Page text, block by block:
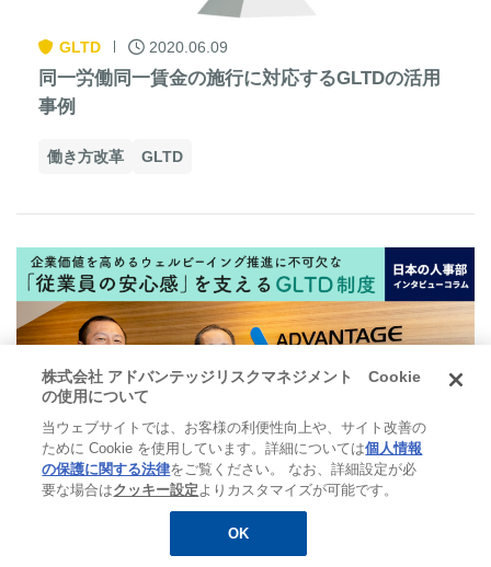
GLTD 2020.06.09
同一労働同一賃金の施行に対応するGLTDの活用
事例
働き方改革 GLTD
企業価値を高めるウェルビーイング推進に不可欠
株式会社 アドバンテッジリスクマネジメント Cookie
の使用について
当ウェブサイトでは、お客様の利便性向上や、サイト改善の
ために Cookie を使用しています。詳細については個人情報
の保護に関する法律をご覧ください。 なお、詳細設定が必
要な場合はクッキー設定よりカスタマイズが可能です。
OK